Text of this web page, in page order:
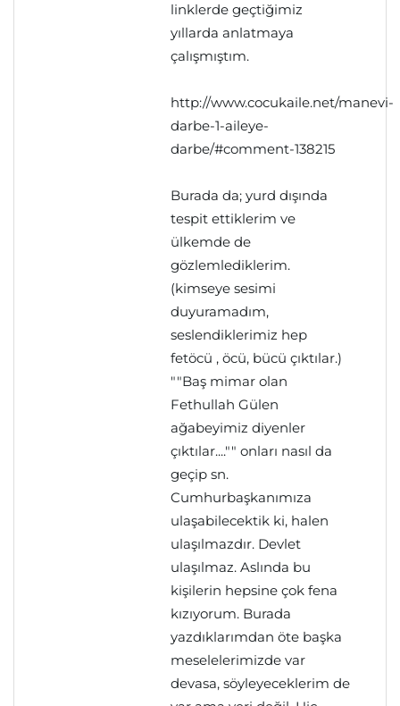
linklerde geçtiğimiz
yıllarda anlatmaya
çalışmıştım.
http://www.cocukaile.net/manevi-
darbe-1-aileye-
darbe/#comment-138215
Burada da; yurd dışında
tespit ettiklerim ve
ülkemde de
gözlemlediklerim.
(kimseye sesimi
duyuramadım,
seslendiklerimiz hep
fetöcü , öcü, bücü çıktılar.)
""Baş mimar olan
Fethullah Gülen
ağabeyimiz diyenler
çıktılar...."" onları nasıl da
geçip sn.
Cumhurbaşkanımıza
ulaşabilecektik ki, halen
ulaşılmazdır. Devlet
ulaşılmaz. Aslında bu
kişilerin hepsine çok fena
kızıyorum. Burada
yazdıklarımdan öte başka
meselelerimizde var
devasa, söyleyeceklerim de